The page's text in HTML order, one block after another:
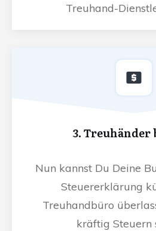
Treuhand-
3. Treuhänder
Nun kannst Du Deine
Steuererklärung
Treuhandbüro
kräftig Steuern